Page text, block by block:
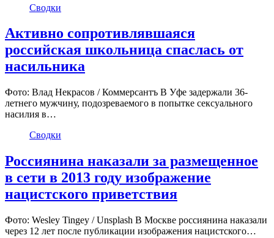
Сводки
Активно сопротивлявшаяся
российская школьница спаслась от
насильника
Фото: Влад Некрасов / Коммерсантъ В Уфе задержали 36-
летнего мужчину, подозреваемого в попытке сексуального
насилия в…
Сводки
Россиянина наказали за размещенное
в сети в 2013 году изображение
нацистского приветствия
Фото: Wesley Tingey / Unsplash В Москве россиянина наказали
через 12 лет после публикации изображения нацистского…